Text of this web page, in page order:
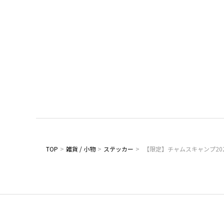
TOP > 雑貨 / 小物 > ステッカー > 【限定】チャムスキャンプ